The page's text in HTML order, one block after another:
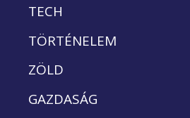
TECH
TÖRTÉNELEM
ZÖLD
GAZDASÁG